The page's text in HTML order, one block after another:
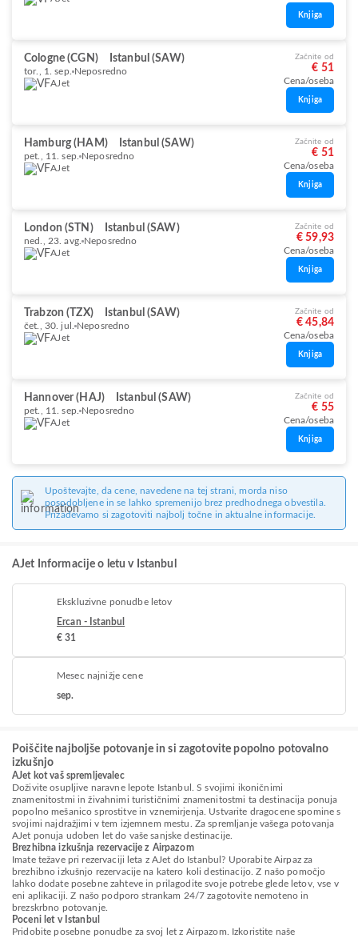
Knjiga
Cologne (CGN) Istanbul (SAW)
tor., 1. sep. Neposredno
AJet
Začnite od
€ 51
Cena/oseba
Knjiga
Hamburg (HAM) Istanbul (SAW)
pet., 11. sep. Neposredno
AJet
Začnite od
€ 51
Cena/oseba
Knjiga
London (STN) Istanbul (SAW)
ned., 23. avg. Neposredno
AJet
Začnite od
€ 59,93
Cena/oseba
Knjiga
Trabzon (TZX) Istanbul (SAW)
čet., 30. jul.
Neposredno
AJet
Začnite od
€ 45,84
Cena/oseba
Knjiga
Hannover (HAJ) Istanbul (SAW)
pet., 11. sep. Neposredno
AJet
Začnite od
€ 55
Cena/oseba
Knjiga
Upoštevajte, da cene, navedene na tej strani, morda niso
posodobljene in se lahko spremenijo brez predhodnega obvestila.
Prizadevamo si zagotoviti najbolj točne in aktualne informacije.
AJet Informacije o letu v Istanbul
Ekskluzivne ponudbe letov
Ercan - Istanbul
€ 31
Mesec najnižje cene
sep.
Poiščite najboljše potovanje in si zagotovite popolno potovalno
izkušnjo
AJet kot vaš spremljevalec
Doživite osupljive naravne lepote Istanbul. S svojimi ikoničnimi
znamenitostmi in živahnimi turističnimi znamenitostmi ta destinacija ponuja
popolno mešanico sprostitve in vznemirjenja. Ustvarite dragocene spomine s
svojimi najdražjimi v tem izjemnem mestu. Za spremljanje vašega potovanja
AJet ponuja udoben let do vaše sanjske destinacije.
Brezhibna izkušnja rezervacije z Airpazom
Imate težave pri rezervaciji leta z AJet do Istanbul? Uporabite Airpaz za
brezhibno izkušnjo rezervacije na katero koli destinacijo. Z našo pomočjo
lahko dodate posebne zahteve in prilagodite svoje potrebe glede letov, vse v
eni aplikaciji. Z našo podporo strankam 24/7 zagotovite nemoteno in
brezskrbno potovanje.
Poceni let v Istanbul
Pridobite posebne ponudbe za svoj let z Airpazom. Izkoristite naše